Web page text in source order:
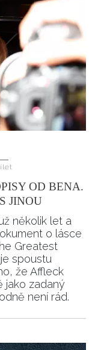
OD BENA.
JINOU
několik let a
o lásce
Greatest
spoustu
že Affleck
jako zadaný
není rád.